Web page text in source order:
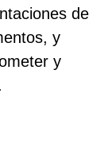
de
y
y